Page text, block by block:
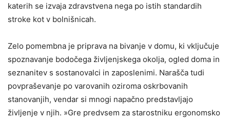
katerih se izvaja zdravstvena nega po istih standardih
stroke kot v bolnišnicah.
Zelo pomembna je priprava na bivanje v domu, ki vključuje
spoznavanje bodočega življenjskega okolja, ogled doma in
seznanitev s sostanovalci in zaposlenimi. Narašča tudi
povpraševanje po varovanih oziroma oskrbovanih
stanovanjih, vendar si mnogi napačno predstavljajo
življenje v njih. »Gre predvsem za starostniku ergonomsko